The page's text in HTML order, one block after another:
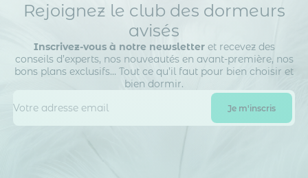
Notre plateforme vous permet d'adapter et de gérer vos
Rejoignez le club des dormeurs
avisés
Inscrivez-vous à notre newsletteret recevez des
conseils d’experts, nos nouveautés en avant-première, nos
bons plans exclusifs… Tout ce qu’il faut pour bien choisir et
bien dormir.